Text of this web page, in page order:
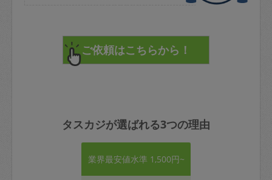
タスカジが選ばれる3つの理由
業界最安値水準 1,500円~